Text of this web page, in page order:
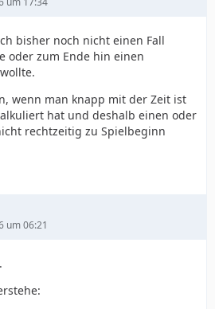
bisher noch nicht einen Fall
oder zum Ende hin einen
wenn man knapp mit der Zeit ist
hat und deshalb einen oder
rechtzeitig zu Spielbeginn
um 06:21